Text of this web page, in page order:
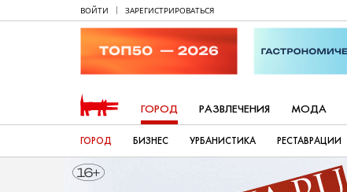
ВОЙТИ ЗАРЕГИСТРИРОВАТЬСЯ
ГОРОД РАЗВЛЕЧЕНИЯ МОДА
ГОРОД БИЗНЕС УРБАНИСТИКА РЕСТАВРАЦИИ